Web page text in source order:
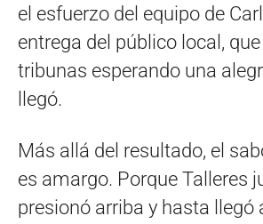
el esfuerzo del equipo de
entrega del público local,
tribunas esperando una
llegó.
Más allá del resultado, el
es amargo. Porque Talleres
presionó arriba y hasta llegó